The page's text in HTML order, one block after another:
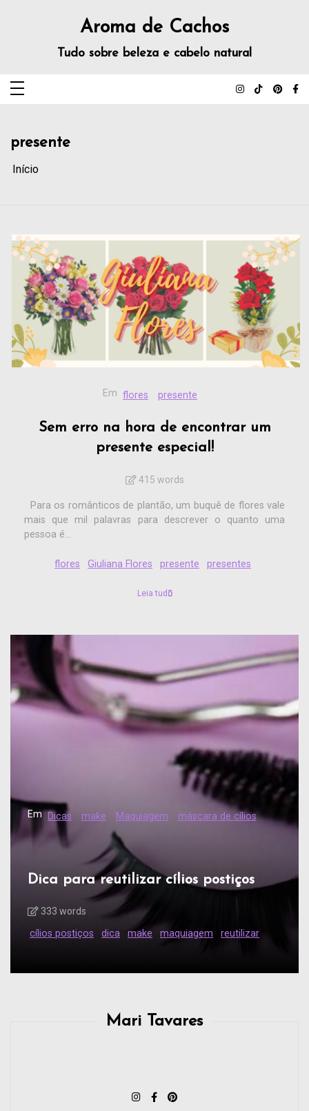
Aroma de Cachos
Tudo sobre beleza e cabelo natural
presente
Início
Em flores presente
Sem erro na hora de encontrar um
presente especial!
415 words
Para os românticos de plantão, um buquê de flores vale
mais que mil palavras para descrever o quanto uma
pessoa é...
flores Giuliana Flores presente presentes
Leia tudo
Em Dicas make Maquiagem máscara de cílios
Dica para reutilizar cílios postiços
333 words
cílios postiços dica make maquiagem reutilizar
Mari Tavares